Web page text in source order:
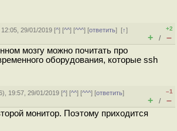
12:05, 29/01/2019 [^] [^^] [^^^] [ответить][↑]
+2
+ / –
мозгу можно почитать про
оборудования, которые ssh
), 19:57, 29/01/2019 [^] [^^] [^^^] [ответить]
–1
+ / –
монитор. Поэтому приходится